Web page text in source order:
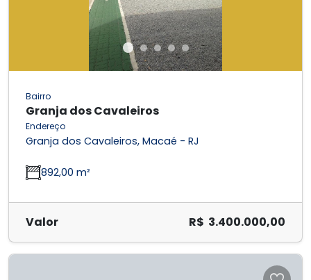
Bairro
Granja dos Cavaleiros
Endereço
Granja dos Cavaleiros, Macaé - RJ
892,00 m²
Valor R$ 3.400.000,00